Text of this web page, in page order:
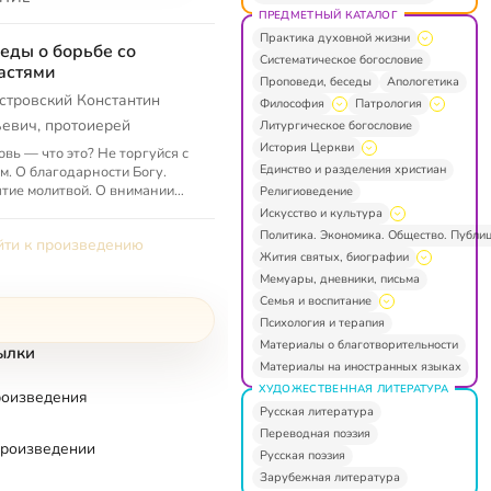
о борьбе со
Константин
протоиерей
— что это? Не торгуйся с
О благодарности Богу.
молитвой. О внимании
О н...
к произведению
ПРЕДМЕТНЫЙ КАТАЛОГ
Практика духовной жизни
Систематическое богословие
Проповеди, беседы
Апологетика
Философия
Патрология
Литургическое богословие
История Церкви
Единство и разделения христиан
Религиоведение
Искусство и культура
Политика. Экономика. Общество.
Жития святых, биографии
Мемуары, дневники, письма
Семья и воспитание
Психология и терапия
Материалы о благотворительности
Материалы на иностранных языках
ХУДОЖЕСТВЕННАЯ ЛИТЕРАТУРА
Русская литература
Переводная поэзия
Русская поэзия
Зарубежная литература